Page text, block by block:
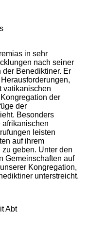
in sehr
nach seiner
der Benediktiner. Er
vatikanischen
der
der
Besonders
afrikanischen
leisten
auf ihrem
geben. Unter den
Gemeinschaften auf
Kongregation,
unterstreicht.
Abt